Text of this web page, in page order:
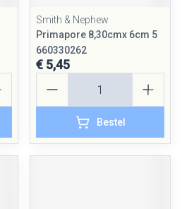
Smith & Nephew
Primapore 8,30cmx 6cm 5
660330262
€ 5,45
Bestel